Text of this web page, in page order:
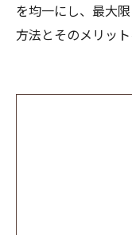
を均一にし、最大
方法とそのメリッ